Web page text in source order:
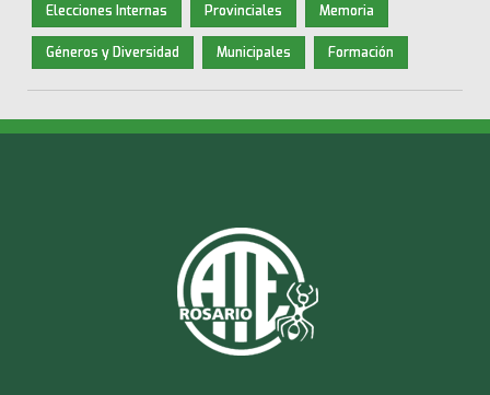
Elecciones Internas Provinciales Memoria
Géneros y Diversidad Municipales Formación